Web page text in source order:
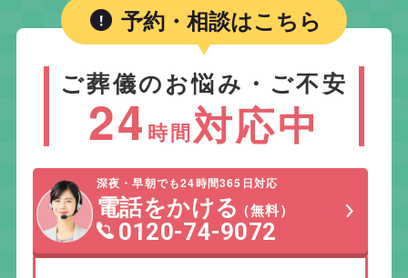
予約・相談はこちら
ご葬儀のお悩み・ご不安
24 時間対応中
深夜・早朝でも24時間365日対応
電話をかける（無料）
0120-74-9072